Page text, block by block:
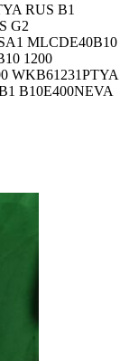
RUS B1
G2
MLCDE40B10
1200
WKB61231PTYA
B10E400NEVA